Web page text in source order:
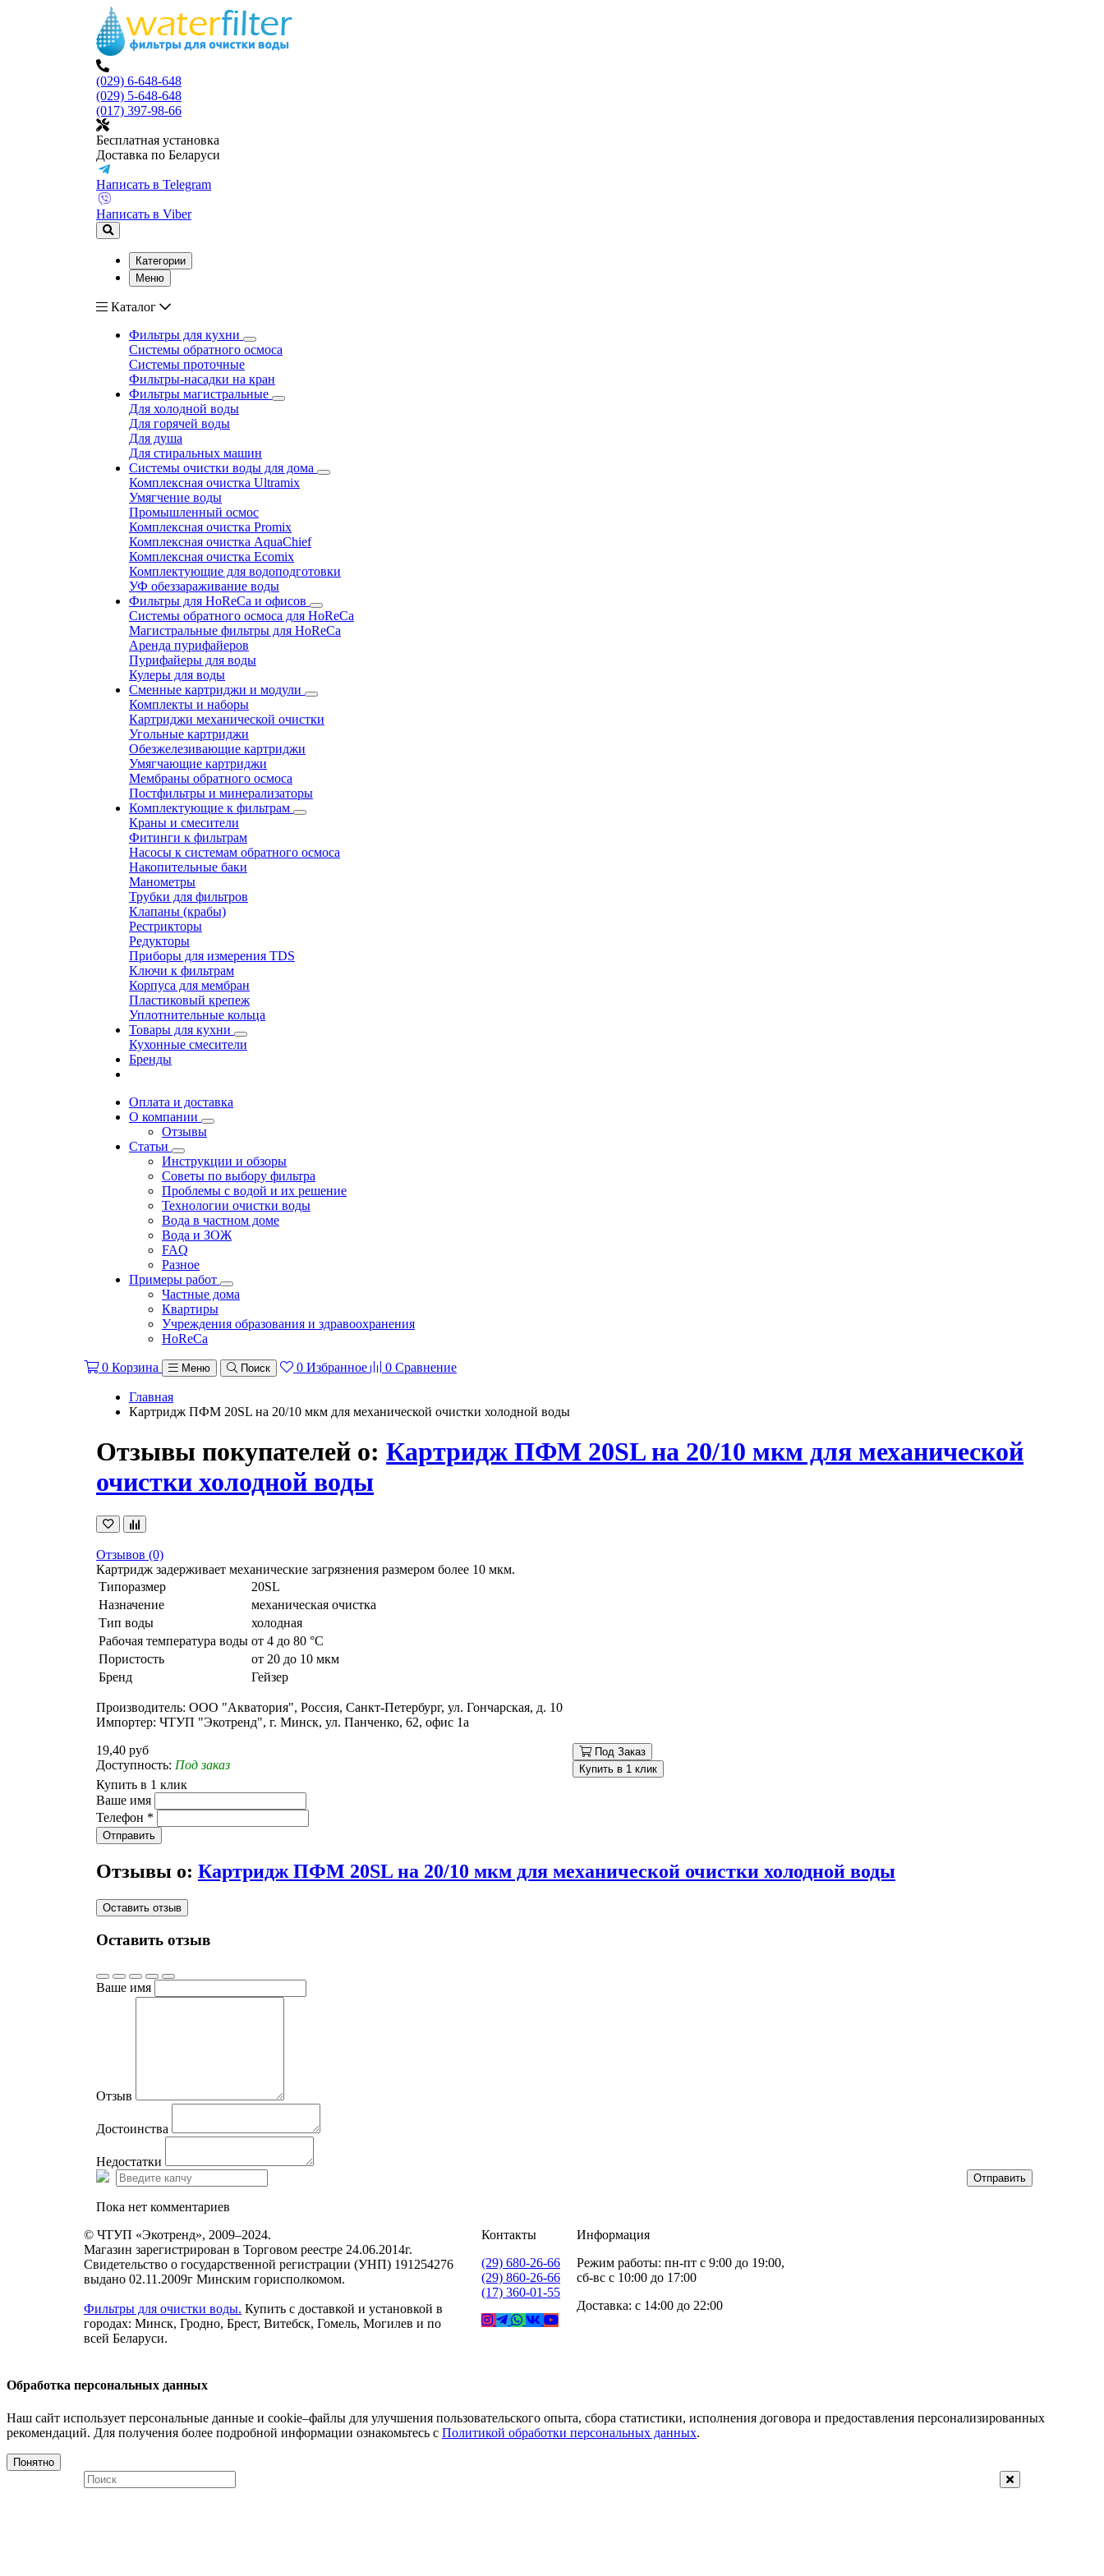
(029) 6-648-648
(029) 5-648-648
(017) 397-98-66
Бесплатная установка
Доставка по Беларуси
Написать в Telegram
Написать в Viber
Категории
Меню
Каталог
Фильтры для кухни
Системы обратного осмоса
Системы проточные
Фильтры-насадки на кран
Фильтры магистральные
Для холодной воды
Для горячей воды
Для душа
Для стиральных машин
Системы очистки воды для дома
Комплексная очистка Ultramix
Умягчение воды
Промышленный осмос
Комплексная очистка Promix
Комплексная очистка AquaChief
Комплексная очистка Ecomix
Комплектующие для водоподготовки
УФ обеззараживание воды
Фильтры для HoReCa и офисов
Системы обратного осмоса для HoReCa
Магистральные фильтры для HoReCa
Аренда пурифайеров
Пурифайеры для воды
Кулеры для воды
Сменные картриджи и модули
Комплекты и наборы
Картриджи механической очистки
Угольные картриджи
Обезжелезивающие картриджи
Умягчающие картриджи
Мембраны обратного осмоса
Постфильтры и минерализаторы
Комплектующие к фильтрам
Краны и смесители
Фитинги к фильтрам
Насосы к системам обратного осмоса
Накопительные баки
Манометры
Трубки для фильтров
Клапаны (крабы)
Рестрикторы
Редукторы
Приборы для измерения TDS
Ключи к фильтрам
Корпуса для мембран
Пластиковый крепеж
Уплотнительные кольца
Товары для кухни
Кухонные смесители
Бренды
Оплата и доставка
О компании
Отзывы
Статьи
Инструкции и обзоры
Советы по выбору фильтра
Проблемы с водой и их решение
Технологии очистки воды
Вода в частном доме
Вода и ЗОЖ
FAQ
Разное
Примеры работ
Частные дома
Квартиры
Учреждения образования и здравоохранения
HoReCa
0 Корзина Меню Поиск 0 Избранное 0 Сравнение
Главная
Картридж ПФМ 20SL на 20/10 мкм для механической очистки холодной воды
Отзывы покупателей о: Картридж ПФМ 20SL на 20/10 мкм для механической
очистки холодной воды
Отзывов (0)
Картридж задерживает механические загрязнения размером более 10 мкм.
Типоразмер
20SL
Назначение
механическая очистка
Тип воды
холодная
Рабочая температура воды от 4 до 80 °C
Пористость
от 20 до 10 мкм
Бренд
Гейзер
Производитель: ООО "Акватория", Россия, Санкт-Петербург, ул. Гончарская, д. 10
Импортер: ЧТУП "Экотренд", г. Минск, ул. Панченко, 62, офис 1а
19,40 руб
Доступность: Под заказ
Под Заказ
Купить в 1 клик
Купить в 1 клик
Ваше имя
Телефон *
Отправить
Отзывы о: Картридж ПФМ 20SL на 20/10 мкм для механической очистки холодной воды
Оставить отзыв
Оставить отзыв
Ваше имя
Отзыв
Достоинства
Недостатки
Отправить
Пока нет комментариев
© ЧТУП «Экотренд», 2009–2024.
Магазин зарегистрирован в Торговом реестре 24.06.2014г.
Свидетельство о государственной регистрации (УНП) 191254276
выдано 02.11.2009г Минским горисполкомом.
Фильтры для очистки воды. Купить с доставкой и установкой в
городах: Минск, Гродно, Брест, Витебск, Гомель, Могилев и по
всей Беларуси.
Контакты
(29) 680-26-66
(29) 860-26-66
(17) 360-01-55
Информация
Режим работы: пн-пт с 9:00 до 19:00,
сб-вс с 10:00 до 17:00
Доставка: с 14:00 до 22:00
Обработка персональных данных
Наш сайт использует персональные данные и cookie–файлы для улучшения пользовательского опыта, сбора статистики, исполнения договора и предоставления персонализированных
рекомендаций. Для получения более подробной информации ознакомьтесь с Политикой обработки персональных данных.
Понятно